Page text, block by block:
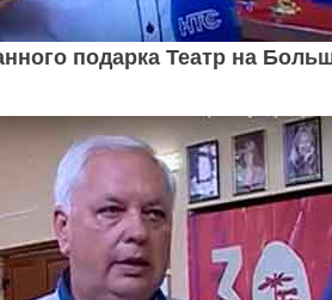
подарка Театр на